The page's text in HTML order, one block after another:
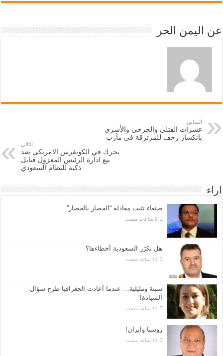
عن اليمن الحر
السابق
عشرات القتلى والجرحى والأسرى
بانكسار زحف للمرتزقة في مأرب
التالي
تحرك في الكونغرس الامريكي ضد
بيع ادارة الرئيس المعزول قنابل
ذكية للنظام السعودي
اراء
صنعاء تثبت معادلة “الحصار بالحصار”
هل تكرّر السعودية أخطاءها؟
سبتة ومليلية… عندما أعادت الجغرافيا طرح سؤال
السيادة!
روسيا وايران!